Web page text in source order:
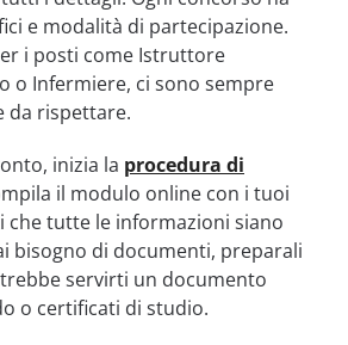
e modalità di partecipazione.
i posti come Istruttore
o Infermiere, ci sono sempre
da rispettare.
inizia la procedura di
il modulo online con i tuoi
che tutte le informazioni siano
bisogno di documenti, preparali
servirti un documento
o certificati di studio.